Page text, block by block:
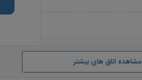
مشاهده اتاق های بیشتر